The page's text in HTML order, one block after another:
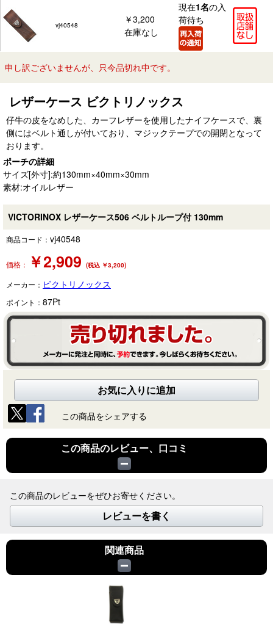
vj40548
￥3,200
在庫なし
現在1名の入
荷待ち
申し訳ございませんが、只今品切れ中です。
レザーケース ビクトリノックス
仔牛の皮をなめした、カーフレザーを使用したナイフケースで、裏
側にはベルト通しが付いており、マジックテープでの開閉となって
おります。
ポーチの詳細
サイズ[外寸]:約130mm×40mm×30mm
素材:オイルレザー
VICTORINOX レザーケース506 ベルトループ付 130mm
商品コード： vj40548
価格： ￥2,909 (税込 ￥3,200)
メーカー： ビクトリノックス
ポイント： 87Pt
お気に入りに追加
この商品をシェアする
この商品のレビュー、口コミ
この商品のレビューをぜひお寄せください。
レビューを書く
関連商品